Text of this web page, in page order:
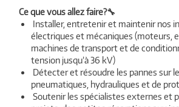
Ce que vous allez faire?🔧
Installer, entretenir et maintenir nos
électriques et mécaniques (moteurs,
machines de transport et de
tension jusqu’à 36 kV)
Détecter et résoudre les pannes sur
pneumatiques, hydrauliques et de
Soutenir les spécialistes externes et